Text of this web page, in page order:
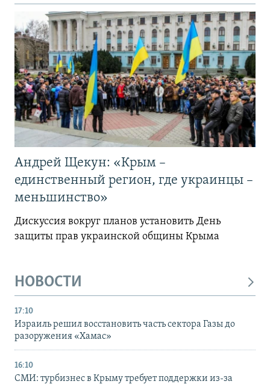
Андрей Щекун: «Крым –
единственный регион, где украинцы –
меньшинство»
Дискуссия вокруг планов установить День
защиты прав украинской общины Крыма
НОВОСТИ
17:10
Израиль решил восстановить часть сектора Газы до
разоружения «Хамас»
16:10
СМИ: турбизнес в Крыму требует поддержки из-за